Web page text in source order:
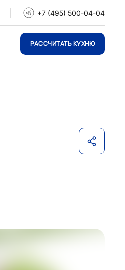
+7 (495) 500-04-04
РАССЧИТАТЬ КУХНЮ